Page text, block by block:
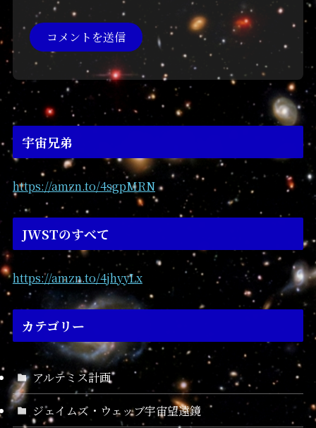
宇宙兄弟
https://amzn.to/4sgpMRN
JWSTのすべて
https://amzn.to/4jhyyLx
カテゴリー
アルテミス計画
ジェイムズ・ウェッブ宇宙望遠鏡